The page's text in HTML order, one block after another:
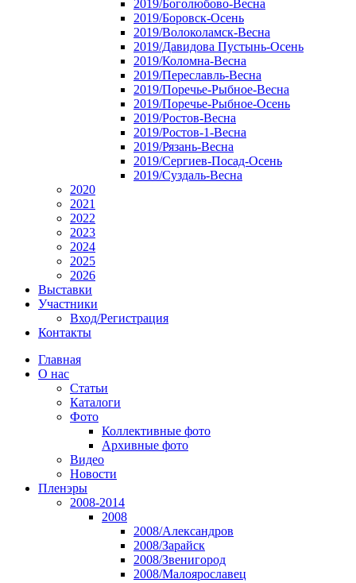
2019/Боголюбово-Весна
2019/Боровск-Осень
2019/Волоколамск-Весна
2019/Давидова Пустынь-Осень
2019/Коломна-Весна
2019/Переславль-Весна
2019/Поречье-Рыбное-Весна
2019/Поречье-Рыбное-Осень
2019/Ростов-Весна
2019/Ростов-1-Весна
2019/Рязань-Весна
2019/Сергиев-Посад-Осень
2019/Суздаль-Весна
2020
2021
2022
2023
2024
2025
2026
Выставки
Участники
Вход/Регистрация
Контакты
Главная
О нас
Статьи
Каталоги
Фото
Коллективные фото
Архивные фото
Видео
Новости
Пленэры
2008-2014
2008
2008/Александров
2008/Зарайск
2008/Звенигород
2008/Малоярославец